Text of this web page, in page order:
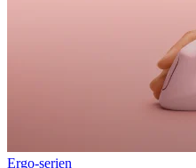
Ergo-serien